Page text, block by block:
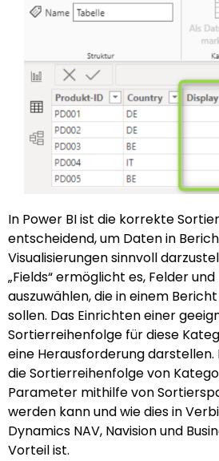
In Power BI ist die korrekte
entscheidend, um Daten in
Visualisierungen sinnvoll
„Fields“ ermöglicht es, Felder
auszuwählen, die in einem
sollen. Das Einrichten einer
Sortierreihenfolge für diese
eine Herausforderung darstellen.
die Sortierreihenfolge von
Parameter mithilfe von
werden kann und wie dies in
Dynamics NAV, Navision und
Vorteil ist.